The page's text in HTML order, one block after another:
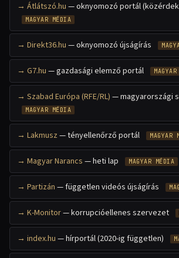
Átlátszó.hu — oknyomozó portál
MAGYAR MÉDIA
Direkt36.hu — oknyomozó újságírás
G7.hu — gazdasági elemző portál
Szabad Európa (RFE/RL) — magyarországi
MAGYAR MÉDIA
Lakmusz — tényellenőrző portál MAGYAR
Magyar Narancs — heti lap MAGYAR MÉDIA
Partizán — független videós újságírás
K-Monitor— korrupcióellenes szervezet
index.hu — hírportál (2020-ig független)